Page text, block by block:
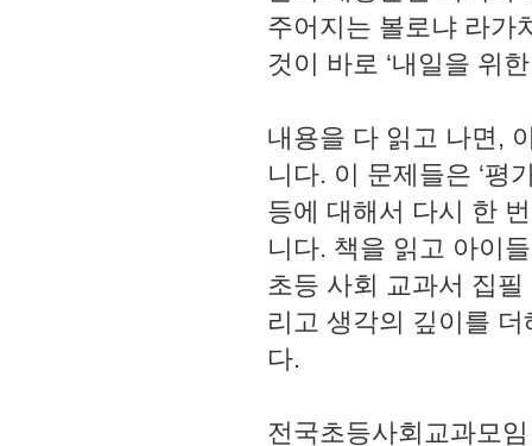
주어지는 볼로냐 라가
것이 바로 ‘내일을 위
내용을 다 읽고 나면,
니다. 이 문제들은 ‘평
등에 대해서 다시 한
니다. 책을 읽고 아이
초등 사회 교과서 집
리고 생각의 깊이를
다.
전국초등사회교과모